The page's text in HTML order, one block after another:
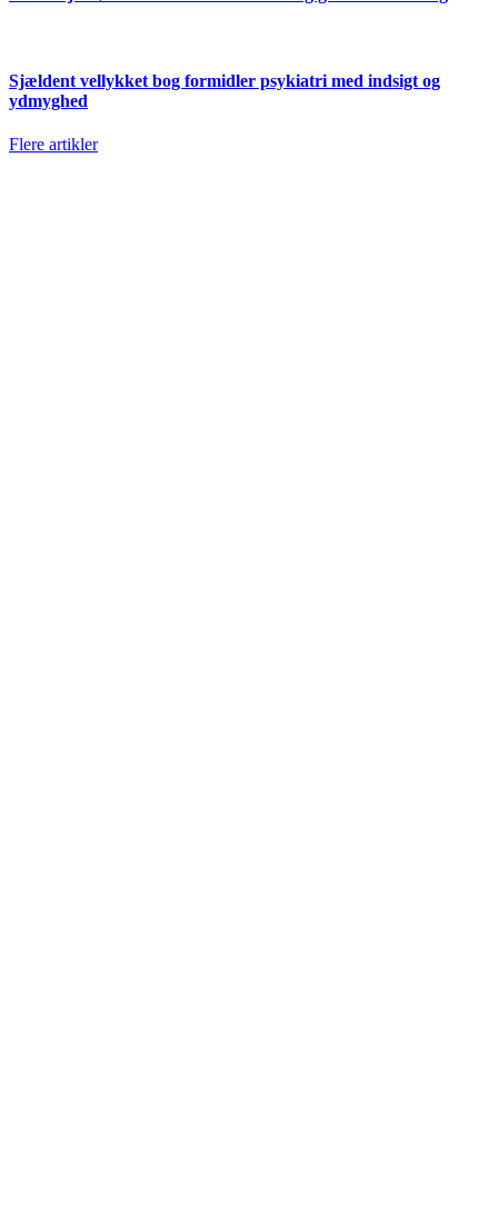
Sjældent vellykket bog formidler psykiatri med indsigt og
ydmyghed
Flere artikler